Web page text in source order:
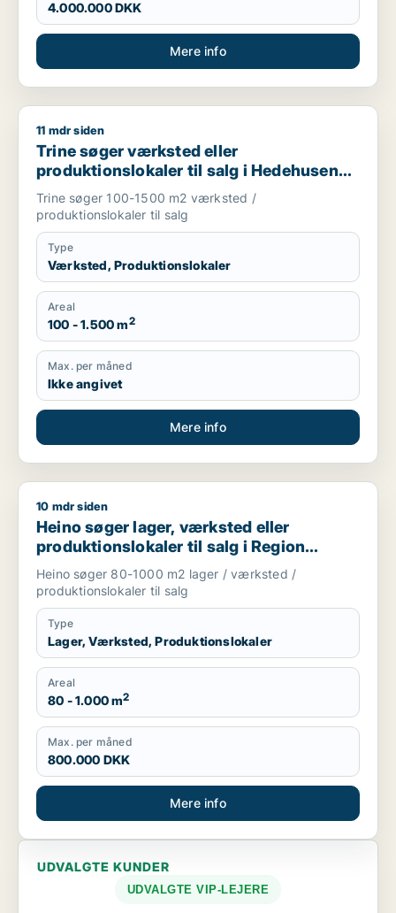
4.000.000 DKK
Mere info
Trine søger værksted eller produktionslokaler til salg i
11 mdr siden
Trine søger værksted eller
produktionslokaler til salg i Hedehusene,
Greve eller Ølstykke m.fl.
Trine søger 100-1500 m2 værksted /
produktionslokaler til salg
Type
Værksted, Produktionslokaler
Areal
100 - 1.500 m2
Max. per måned
Ikke angivet
Mere info
Heino søger lager, værksted eller produktionslokaler til salg
10 mdr siden
Heino søger lager, værksted eller
produktionslokaler til salg i Region
Sjælland
Heino søger 80-1000 m2 lager / værksted /
produktionslokaler til salg
Type
Lager, Værksted, Produktionslokaler
Areal
80 - 1.000 m2
Max. per måned
800.000 DKK
Mere info
UDVALGTE KUNDER
UDVALGTE VIP-LEJERE